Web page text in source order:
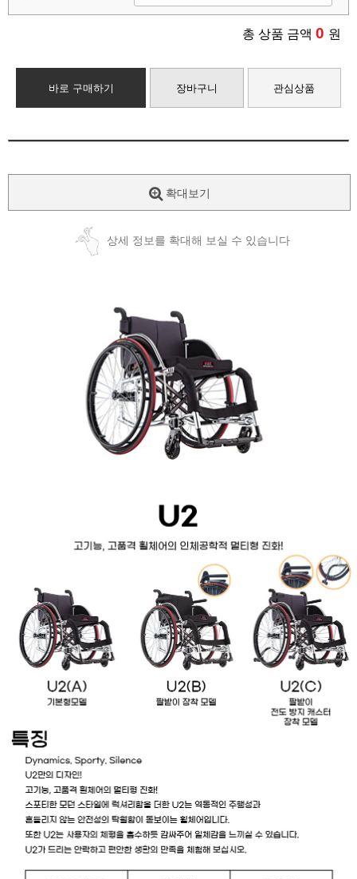
총 상품 금액 0 원
바로 구매하기 장바구니 관심상품
확대보기
상세 정보를 확대해 보실 수 있습니다